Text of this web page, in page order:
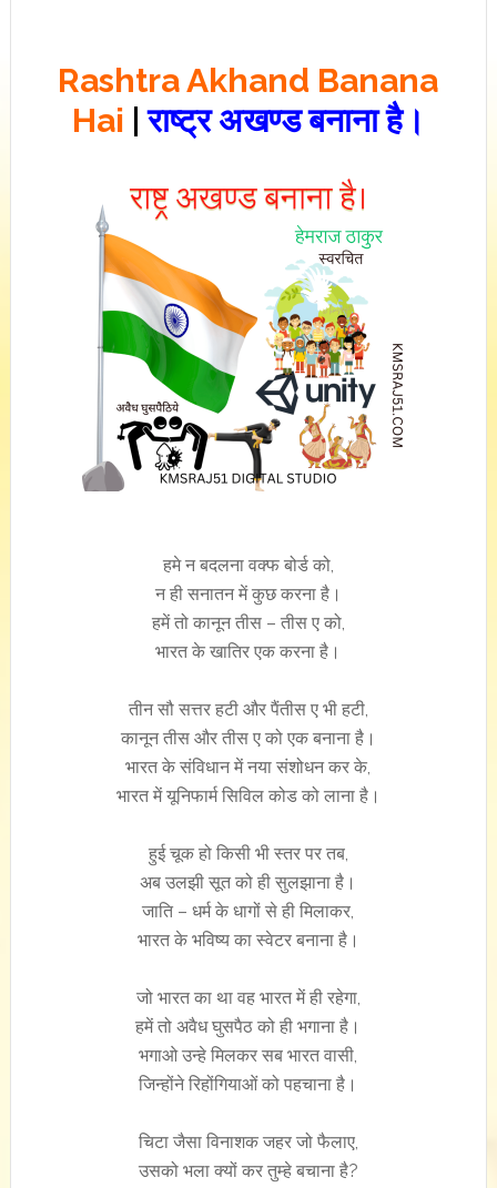
Rashtra Akhand Banana
Hai राष्ट्र अखण्ड बनाना है।
हमे न बदलना वक्फ बोर्ड को,
न ही सनातन में कुछ करना है।
हमें तो कानून तीस – तीस ए को,
भारत के खातिर एक करना है।
तीन सौ सत्तर हटी और पैंतीस ए भी हटी,
कानून तीस और तीस ए को एक बनाना है।
भारत के संविधान में नया संशोधन कर के,
भारत में यूनिफार्म सिविल कोड को लाना है।
हुई चूक हो किसी भी स्तर पर तब,
अब उलझी सूत को ही सुलझाना है।
जाति – धर्म के धागों से ही मिलाकर,
भारत के भविष्य का स्वेटर बनाना है।
जो भारत का था वह भारत में ही रहेगा,
हमें तो अवैध घुसपैठ को ही भगाना है।
भगाओ उन्हे मिलकर सब भारत वासी,
जिन्होंने रिहोंगियाओं को पहचाना है।
चिटा जैसा विनाशक जहर जो फैलाए,
उसको भला क्यों कर तुम्हे बचाना है?